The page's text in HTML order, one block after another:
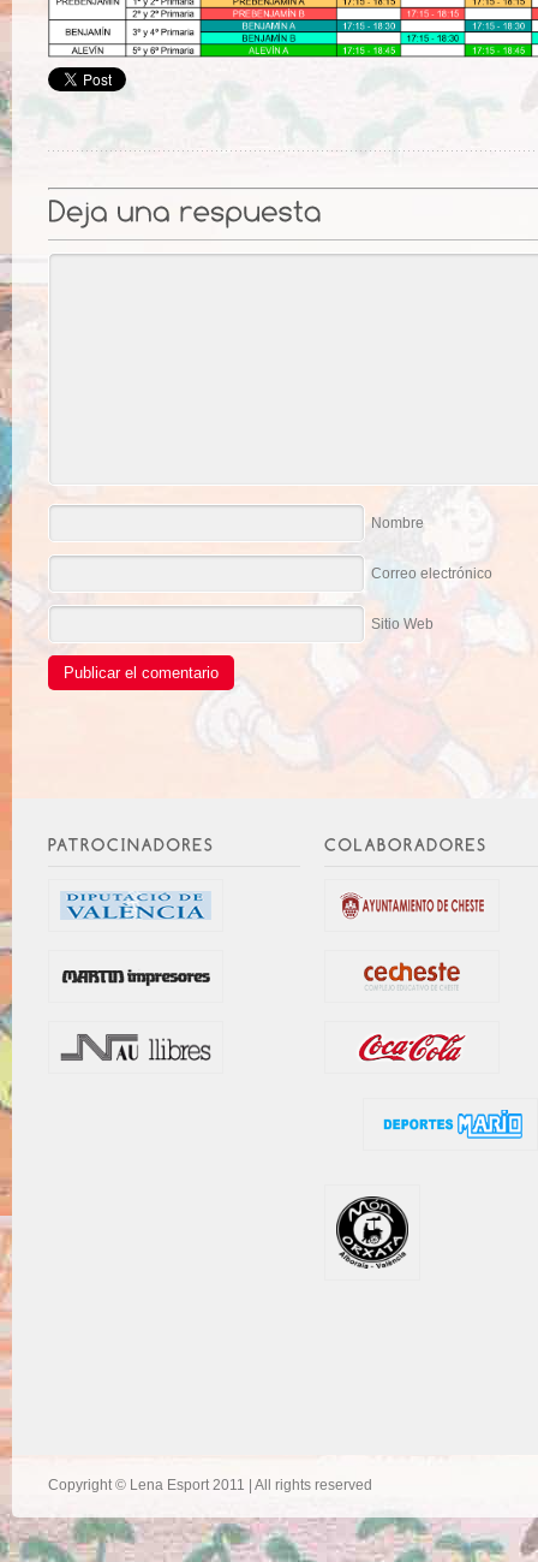
Nombre
Correo electrónico
Sitio Web
Copyright © Lena Esport 2011 | All rights reserved